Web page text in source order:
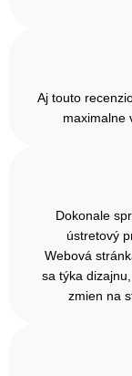
Aj touto
maximalne
Dokonale
ústretový
Webová
sa týka
zmien na